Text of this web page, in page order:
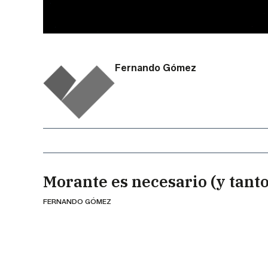
Fernando Gómez
Morante es necesario (y
FERNANDO GÓMEZ